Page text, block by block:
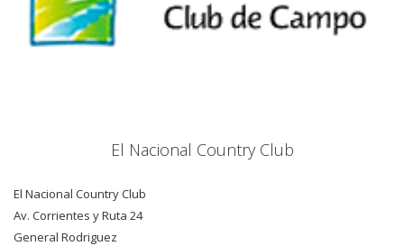
El Nacional Country Club
El Nacional Country Club
Av. Corrientes y Ruta 24
General Rodriguez